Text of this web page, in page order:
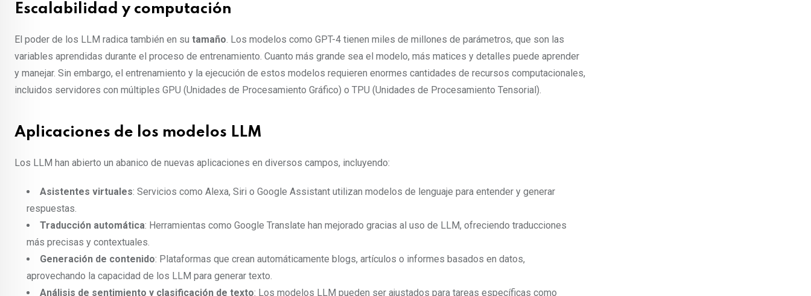
Escalabilidad y computación
El poder de los LLM radica también en su tamaño. Los modelos como GPT-4 tienen miles de millones de parámetros, que son las
variables aprendidas durante el proceso de entrenamiento. Cuanto más grande sea el modelo, más matices y detalles puede aprender
y manejar. Sin embargo, el entrenamiento y la ejecución de estos modelos requieren enormes cantidades de recursos computacionales,
incluidos servidores con múltiples GPU (Unidades de Procesamiento Gráfico) o TPU (Unidades de Procesamiento Tensorial).
Aplicaciones de los modelos LLM
Los LLM han abierto un abanico de nuevas aplicaciones en diversos campos, incluyendo:
Asistentes virtuales: Servicios como Alexa, Siri o Google Assistant utilizan modelos de lenguaje para entender y generar
respuestas.
Traducción automática: Herramientas como Google Translate han mejorado gracias al uso de LLM, ofreciendo traducciones
más precisas y contextuales.
Generación de contenido: Plataformas que crean automáticamente blogs, artículos o informes basados en datos,
aprovechando la capacidad de los LLM para generar texto.
Análisis de sentimiento y clasificación de texto: Los modelos LLM pueden ser ajustados para tareas específicas como